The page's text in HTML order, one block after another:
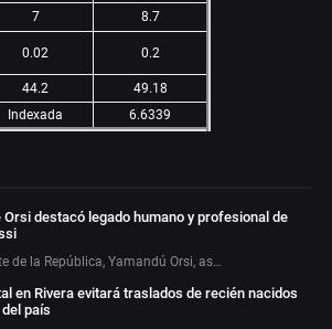
7 8.7
0.02 0.2
44.2
49.18
Indexada 6.6339
Orsi destacó legado humano y profesional de
de la República, Yamandú Orsi, as…
en Rivera evitará traslados de recién nacidos
país